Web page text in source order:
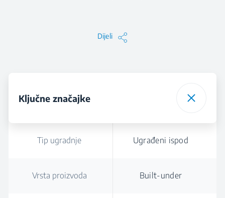
Dijeli
Ključne značajke
Tip ugradnje Ugrađeni ispod
Vrsta proizvoda Built-under